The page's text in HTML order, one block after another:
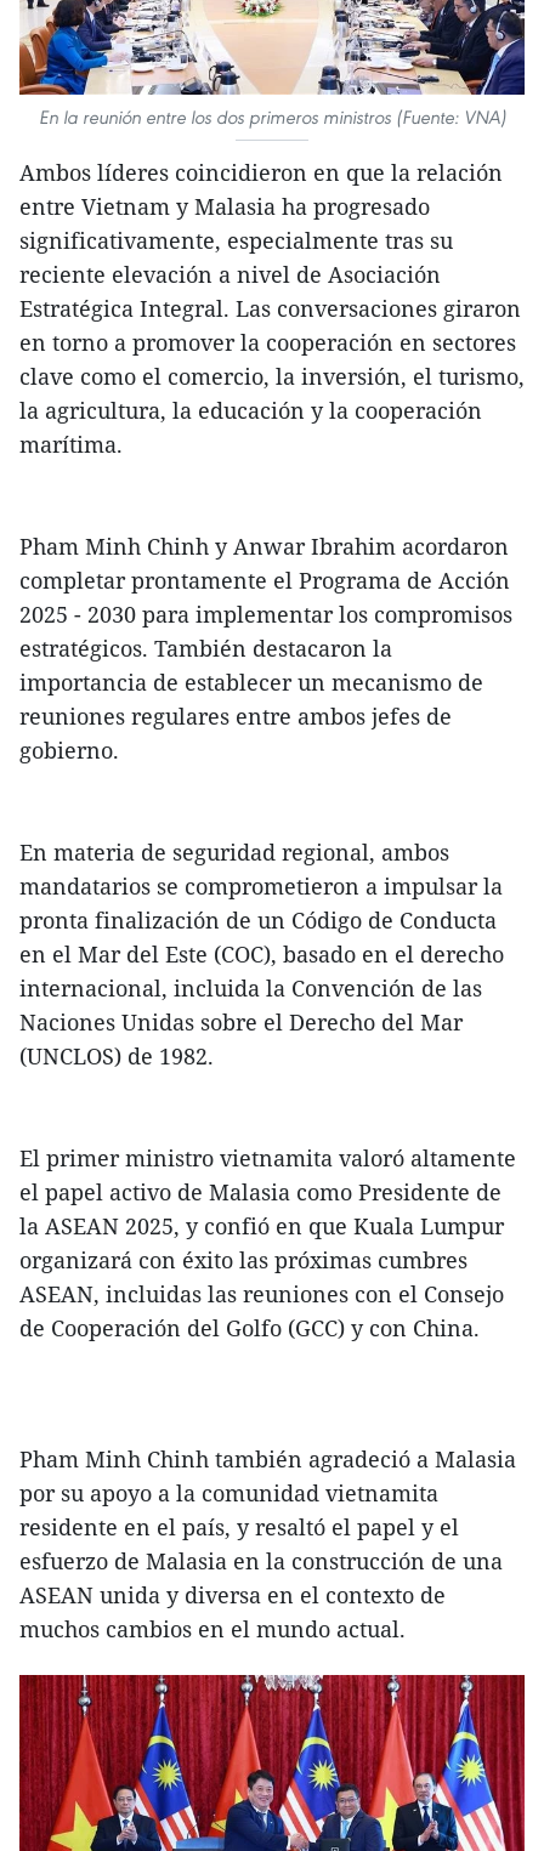
En la reunión entre los dos primeros ministros (Fuente: VNA)
Ambos líderes coincidieron en que la relación
entre Vietnam y Malasia ha progresado
significativamente, especialmente tras su
reciente elevación a nivel de Asociación
Estratégica Integral. Las conversaciones giraron
en torno a promover la cooperación en sectores
clave como el comercio, la inversión, el turismo,
la agricultura, la educación y la cooperación
marítima.
Pham Minh Chinh y Anwar Ibrahim acordaron
completar prontamente el Programa de Acción
2025 - 2030 para implementar los compromisos
estratégicos. También destacaron la
importancia de establecer un mecanismo de
reuniones regulares entre ambos jefes de
gobierno.
En materia de seguridad regional, ambos
mandatarios se comprometieron a impulsar la
pronta finalización de un Código de Conducta
en el Mar del Este (COC), basado en el derecho
internacional, incluida la Convención de las
Naciones Unidas sobre el Derecho del Mar
(UNCLOS) de 1982.
El primer ministro vietnamita valoró altamente
el papel activo de Malasia como Presidente de
la ASEAN 2025, y confió en que Kuala Lumpur
organizará con éxito las próximas cumbres
ASEAN, incluidas las reuniones con el Consejo
de Cooperación del Golfo (GCC) y con China.
Pham Minh Chinh también agradeció a Malasia
por su apoyo a la comunidad vietnamita
residente en el país, y resaltó el papel y el
esfuerzo de Malasia en la construcción de una
ASEAN unida y diversa en el contexto de
muchos cambios en el mundo actual.